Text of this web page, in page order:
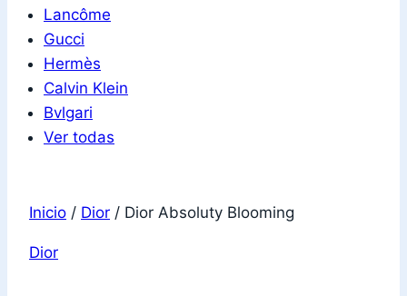
Lancôme
Gucci
Hermès
Calvin Klein
Bvlgari
Ver todas
Inicio / Dior / Dior Absoluty Blooming
Dior